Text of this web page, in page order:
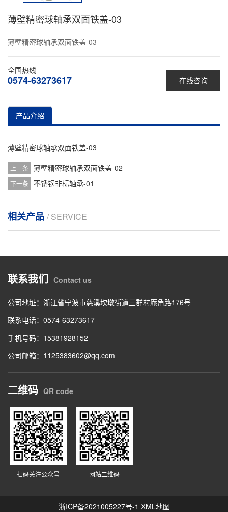
薄壁精密球轴承双面铁盖-03
薄壁精密球轴承双面铁盖-03
在线咨询
全国热线
0574-63273617
产品介绍
薄壁精密球轴承双面铁盖-03
上一条 薄壁精密球轴承双面铁盖-02
下一条 不锈钢非标轴承-01
相关产品 / SERVICE
联系我们 Contact us
公司地址：浙江省宁波市慈溪坎墩街道三群村庵角路176号
联系电话：0574-63273617
手机号码：15381928152
公司邮箱：1125383602@qq.com
二维码 QR code
扫码关注公众号 网站二维码
浙ICP备2021005227号-1 XML地图